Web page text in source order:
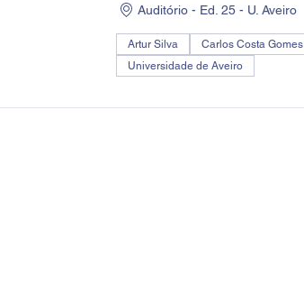
Auditório - Ed. 25 - U. Aveiro
Artur Silva Carlos Costa Gomes
Universidade de Aveiro